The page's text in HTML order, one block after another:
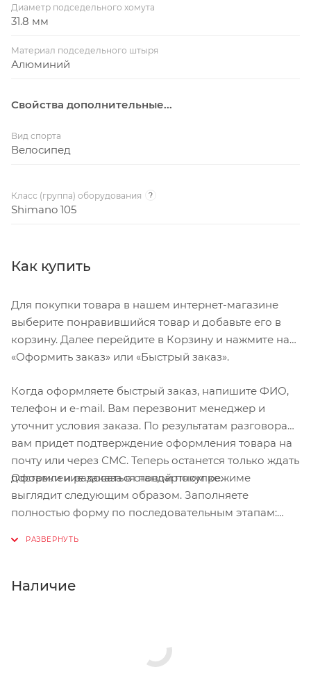
Диаметр подседельного хомута
31.8 мм
Материал подседельного штыря
Алюминий
Свойства дополнительные...
Вид спорта
Велосипед
Класс (группа) оборудования ?
Shimano 105
Как купить
Для покупки товара в нашем интернет-магазине
выберите понравившийся товар и добавьте его в
корзину. Далее перейдите в Корзину и нажмите на
«Оформить заказ» или «Быстрый заказ».
Когда оформляете быстрый заказ, напишите ФИО,
телефон и e-mail. Вам перезвонит менеджер и
уточнит условия заказа. По результатам разговора
вам придет подтверждение оформления товара на
почту или через СМС. Теперь останется только ждать
доставки и радоваться новой покупке.
Оформление заказа в стандартном режиме
выглядит следующим образом. Заполняете
полностью форму по последовательным этапам:
Нажмите кнопку «Оформить заказ».
Наличие